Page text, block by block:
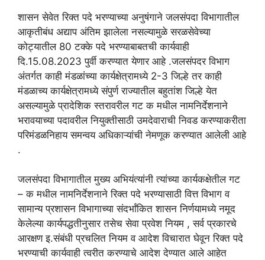
शासन सेवेत रिक्त पदे भरण्याच्या अनुषंगाने जलसंपदा विभागातील
आकृतीबंध अद्याप अंतिम झालेला नसल्यामुळे सरळसेवेच्या
कोट्यातील 80 टक्के पदे भरण्याबाबतची कार्यवाही
दि.15.08.2023 पुर्वी करण्यात येणार आहे .जलसंपदर विभाग
अंतर्गत काही मंडळांच्या कार्यक्षेत्रामध्ये 2-3 जिल्हे तर काही
मंडळाच्य कार्यक्षेत्रामध्ये संपुर्ण राज्यातील बहुतांश जिल्हे येत
असल्यामुळे प्रादेशिक स्तरावरील गट क मधील नामनिर्देशनाने
भरावयाच्या पदावरील नियुक्तीसाठी उमदेवाराची निवड करण्याकरीता
परिमंडळनिहाय समन्वय अधिकाऱ्यांची नेमणूक करण्यात आलेली आहे
.
जलसंपदा विभागातील मुख्य अभियंत्यांनी त्यांच्या कार्यकक्षेतील गट
– क मधील नामनिर्देशनाने रिक्त पदे भरण्यासाठी वित्त विभाग व
सामान्य प्रशासन विभागाच्या संदर्भांकित शासन निर्णयामध्ये नमूद
केलेल्या कार्यपद्धतीनुसार तसेच सेवा प्रवेश नियम , सर्व प्रकारचे
आरक्षण इ.संबंधी प्रचलित नियम व आदेश विचारात घेवून रिक्त पदे
भरण्याची कार्यवाही त्वरीत करण्याचे आदेश देण्यात आले आहेत